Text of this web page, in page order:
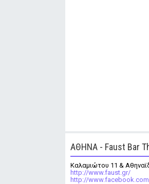
ΑΘΗΝΑ - Faust Bar
Καλαμιώτου 11 &
http://www.faust.gr/
http://